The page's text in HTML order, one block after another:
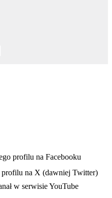
karcie
profilu na Facebooku
profilu na X (dawniej Twitter)
karcie
w serwisie YouTube